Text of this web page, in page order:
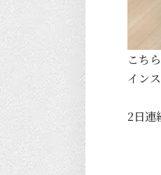
こち
イン
2日連